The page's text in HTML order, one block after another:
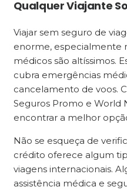
Qualquer Viajante
Viajar sem seguro de
enorme, especialmente
médicos são altíssimos.
cubra emergências
cancelamento de voos.
Seguros Promo e World
encontrar a melhor
Não se esqueça de
crédito oferece algum
viagens internacionais.
assistência médica e